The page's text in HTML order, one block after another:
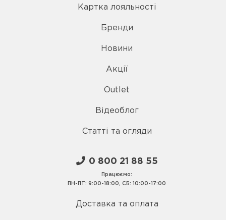
Картка лояльності
Бренди
Новини
Акції
Outlet
Відеоблог
Статті та огляди
0 800 21 88 55
Працюємо:
ПН-ПТ: 9:00-18:00, СБ: 10:00-17:00
Доставка та оплата